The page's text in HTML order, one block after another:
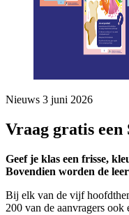
Nieuws 3 juni 2026
Vraag gratis een
Geef je klas een frisse,
Bovendien worden de
Bij elk van de vijf
200 van de aanvragers ook